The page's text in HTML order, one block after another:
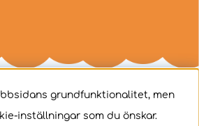
grundfunktionalitet, men
inställningar som du önskar.